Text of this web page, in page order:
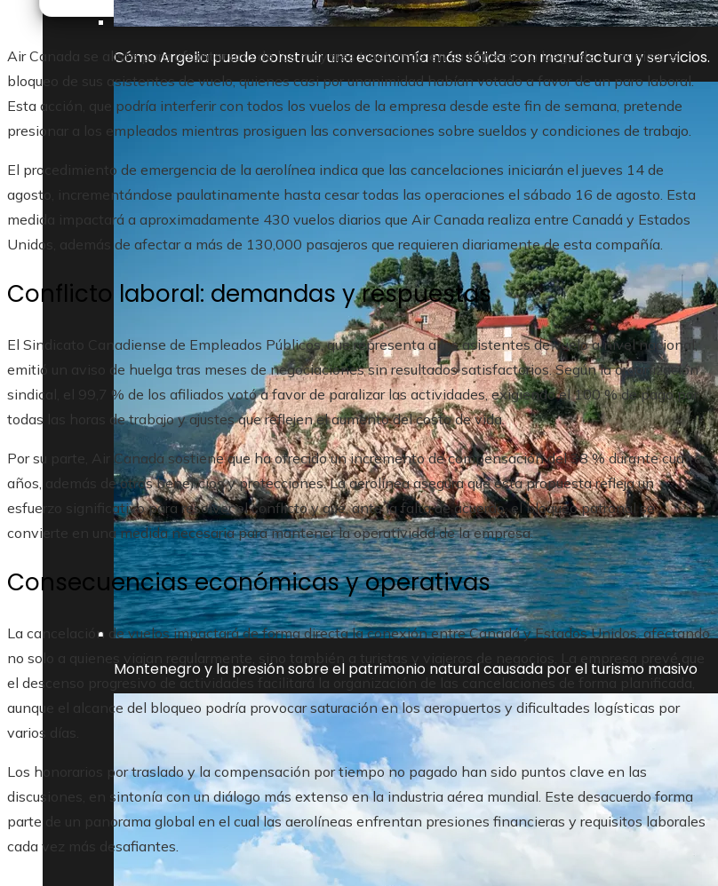
Cómo Argelia puede construir una economía más sólida con manufactura y servicios.
Montenegro y la presión sobre el patrimonio natural causada por el turismo masivo
Air Canada se alista para afrontar uno de los mayores trastornos en su trayectoria luego de comunicar el
bloqueo de sus asistentes de vuelo, quienes casi por unanimidad habían votado a favor de un paro laboral.
Esta acción, que podría interferir con todos los vuelos de la empresa desde este fin de semana, pretende
presionar a los empleados mientras prosiguen las conversaciones sobre sueldos y condiciones de trabajo.
El procedimiento de emergencia de la aerolínea indica que las cancelaciones iniciarán el jueves 14 de
agosto, incrementándose paulatinamente hasta cesar todas las operaciones el sábado 16 de agosto. Esta
medida impactará a aproximadamente 430 vuelos diarios que Air Canada realiza entre Canadá y Estados
Unidos, además de afectar a más de 130,000 pasajeros que requieren diariamente de esta compañía.
Conflicto laboral: demandas y respuestas
El Sindicato Canadiense de Empleados Públicos, que representa a los asistentes de vuelo a nivel nacional,
emitió un aviso de huelga tras meses de negociaciones sin resultados satisfactorios. Según la organización
sindical, el 99,7 % de los afiliados votó a favor de paralizar las actividades, exigiendo el 100 % de pago por
todas las horas de trabajo y ajustes que reflejen el aumento del costo de vida.
Por su parte, Air Canada sostiene que ha ofrecido un incremento de compensación del 38 % durante cuatro
años, además de otros beneficios y protecciones. La aerolínea asegura que esta propuesta refleja un
esfuerzo significativo para resolver el conflicto y que, ante la falta de acuerdo, el bloqueo patronal se
convierte en una medida necesaria para mantener la operatividad de la empresa.
Consecuencias económicas y operativas
La cancelación de vuelos impactará de forma directa la conexión entre Canadá y Estados Unidos, afectando
no solo a quienes viajan regularmente, sino también a turistas y viajeros de negocios. La empresa prevé que
el descenso progresivo de actividades facilitará la organización de las cancelaciones de forma planificada,
aunque el alcance del bloqueo podría provocar saturación en los aeropuertos y dificultades logísticas por
varios días.
Los honorarios por traslado y la compensación por tiempo no pagado han sido puntos clave en las
discusiones, en sintonía con un diálogo más extenso en la industria aérea mundial. Este desacuerdo forma
parte de un panorama global en el cual las aerolíneas enfrentan presiones financieras y requisitos laborales
cada vez más desafiantes.